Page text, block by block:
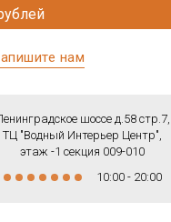
нам
шоссе д.58 стр.7,
ТЦ "Водный Интерьер Центр",
этаж -1 секция 009-010
10:00 - 20:00